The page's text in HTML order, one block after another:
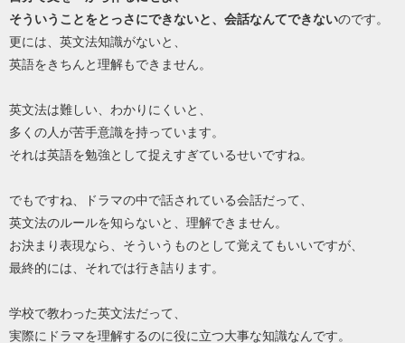
そういうことをとっさにできないと、 会話なんてできないのです。
更には、英文法知識がないと、
英語をきちんと理解もできません。
英文法は難しい、わかりにくいと、
多くの人が苦手意識を持っています。
それは英語を勉強として捉えすぎているせいですね。
でもですね、ドラマの中で話されている会話だって、
英文法のルールを知らないと、理解できません。
お決まり表現なら、そういうものとして覚えてもいいですが、
最終的には、それでは行き詰ります。
学校で教わった英文法だって、
実際にドラマを理解するのに役に立つ大事な知識なんです。